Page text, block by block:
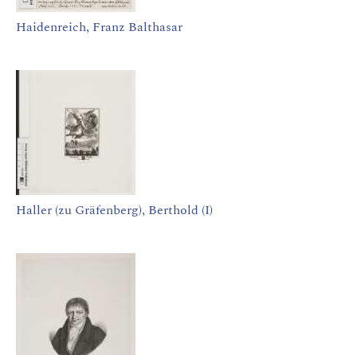
Haidenreich, Franz Balthasar
Haller (zu Gräfenberg), Berthold (I)